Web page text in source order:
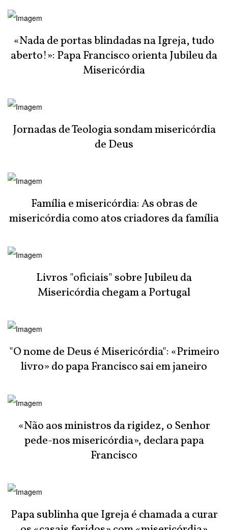
«Nada de portas blindadas na Igreja, tudo
aberto!»: Papa Francisco orienta Jubileu da
Misericórdia
Jornadas de Teologia sondam misericórdia
de Deus
Família e misericórdia: As obras de
misericórdia como atos criadores da família
Livros "oficiais" sobre Jubileu da
Misericórdia chegam a Portugal
"O nome de Deus é Misericórdia": «Primeiro
livro» do papa Francisco sai em janeiro
«Não aos ministros da rigidez, o Senhor
pede-nos misericórdia», declara papa
Francisco
Papa sublinha que Igreja é chamada a curar